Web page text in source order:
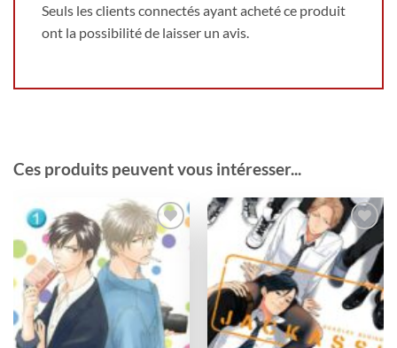
Seuls les clients connectés ayant acheté ce produit
ont la possibilité de laisser un avis.
Ces produits peuvent vous intéresser...
Ajouter
wishlist
Ajouter
à la
wishlist